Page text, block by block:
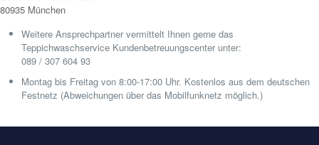
80935 München
Weitere Ansprechpartner vermittelt Ihnen gerne das
Teppichwaschservice Kundenbetreuungscenter unter:
089 / 307 604 93
Montag bis Freitag von 8:00-17:00 Uhr. Kostenlos aus dem deutschen
Festnetz (Abweichungen über das Mobilfunknetz möglich.)